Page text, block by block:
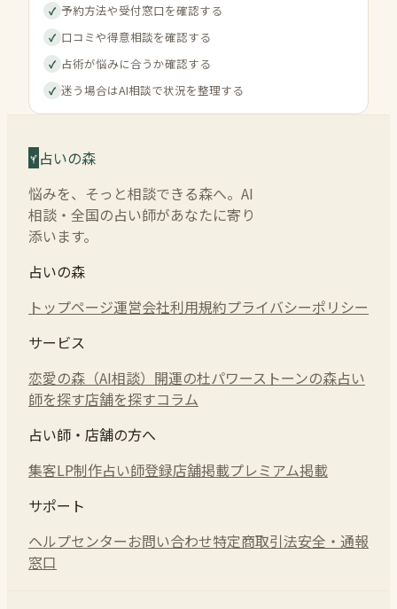
✓ 予約方法や受付窓口を確認する
✓ 口コミや得意相談を確認する
✓ 占術が悩みに合うか確認する
✓ 迷う場合はAI相談で状況を整理する
占いの森
悩みを、そっと相談できる森へ。AI
相談・全国の占い師があなたに寄り
添います。
占いの森
トップページ運営会社利用規約プライバシーポリシー
サービス
恋愛の森（AI相談） 開運の杜パワーストーンの森占い
師を探す店舗を探すコラム
占い師・店舗の方へ
集客LP制作占い師登録店舗掲載プレミアム掲載
サポート
ヘルプセンターお問い合わせ特定商取引法安全・通報
窓口